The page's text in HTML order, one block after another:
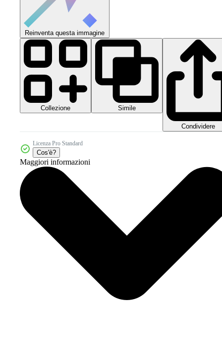
Reinventa questa immagine
Collezione Simile
Condividere
Licenza Pro Standard
Cos'è?
Maggiori informazioni